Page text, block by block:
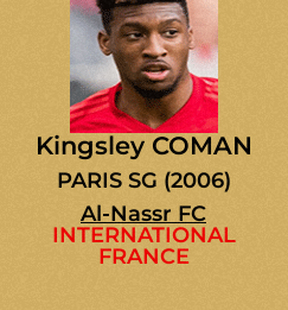
Kingsley COMAN
PARIS SG (2006)
Al-Nassr FC
INTERNATIONAL
FRANCE